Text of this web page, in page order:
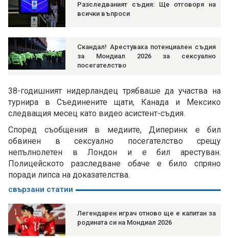
Разследваният съдия: Ще отговоря на
всички въпроси
Скандал! Арестуваха потенциален съдия
за Мондиал 2026 за сексуално
посегателство
38-годишният нидерландец трябваше да участва на
турнира в Съединените щати, Канада и Мексико
следващия месец като видео асистент-съдия.
Според съобщения в медиите, Диперинк е бил
обвинен в сексуално посегателство срещу
непълнолетен в Лондон и е бил арестуван.
Полицейското разследване обаче е било спряно
поради липса на доказателства.
свързани статии
Легендарен играч отново ще е капитан за
родината си на Мондиал 2026